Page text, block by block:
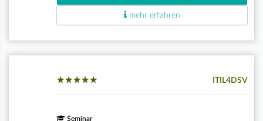
mehr erfahren
★★★★★
★★★★★ ITIL4DSV
Seminar